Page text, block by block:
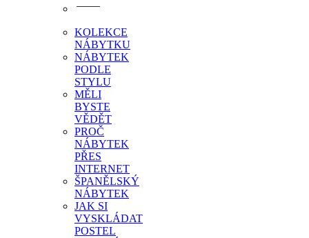
KOLEKCE
NÁBYTKU
NÁBYTEK
PODLE
STYLU
MĚLI
BYSTE
VĚDĚT
PROČ
NÁBYTEK
PŘES
INTERNET
ŠPANĚLSKÝ
NÁBYTEK
JAK SI
VYSKLÁDAT
POSTEL